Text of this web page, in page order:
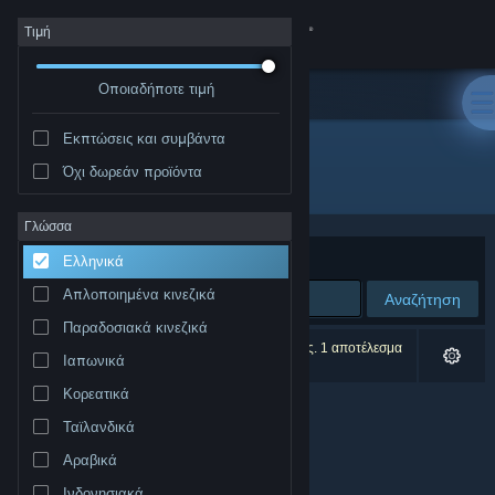
Σύνδεση
Κατάστημα
Σχετικά
Υποστήριξη
Αλλαγή γλώσσας
Προβολή ιστοσελίδας για υπολογιστές
Τιμή
Οποιαδήποτε τιμή
Εκπτώσεις και συμβάντα
Όχι δωρεάν προϊόντα
Γλώσσα
Ελληνικά
Απλοποιημένα κινεζικά
Παραδοσιακά κινεζικά
Ιαπωνικά
Κορεατικά
Ταϊλανδικά
Αραβικά
Δημιουργός: Pinacoteca de São Paulo
Ταξινόμηση ανά
Αναζήτηση
0 αποτελέσματα ταιριάζουν με την αναζήτησή σας. 1 αποτέλεσμα
αποκλείστηκε βάσει των προτιμήσεών σας.